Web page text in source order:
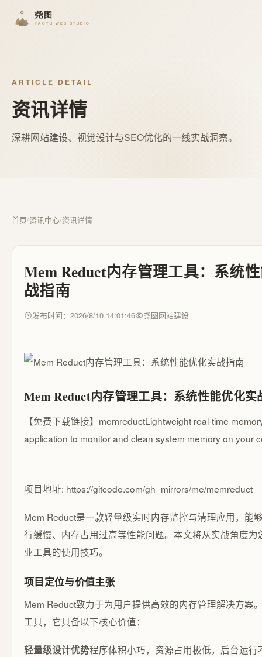
ARTICLE DETAIL
资讯详情
深耕网站建设、视觉设计与SEO优化的一线实战洞察。
首页/资讯中心/资讯详情
Mem Reduct内存管理工具：系统
战指南
发布时间：2026/8/10 14:01:46 尧图网站建设
Mem Reduct内存管理工具：系统性能优化实
【免费下载链接】memreductLightweight real-time
application to monitor and clean system memory on your
项目地址: https://gitcode.com/gh_mirrors/me/memreduct
Mem Reduct是一款轻量级实时内存监控与清理应用，能
行缓慢、内存占用过高等性能问题。本文将从实战角度为
业工具的使用技巧。
项目定位与价值主张
Mem Reduct致力于为用户提供高效的内存管理解决方案
工具，它具备以下核心价值：
轻量级设计优势程序体积小巧，资源占用极低，后台运行